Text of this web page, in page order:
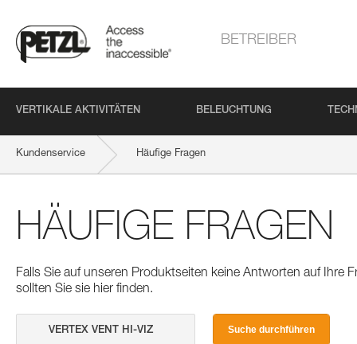
BETREIBER
VERTIKALE AKTIVITÄTEN BELEUCHTUNG
Kundenservice Häufige Fragen
HÄUFIGE FRAGEN
Falls Sie auf unseren Produktseiten keine Antworten auf Ihre
sollten Sie sie hier finden.
Suche durchführen